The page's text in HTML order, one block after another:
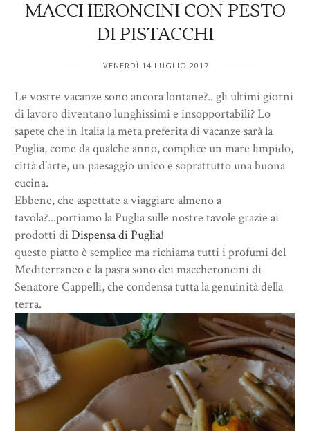
MACCHERONCINI CON PESTO
DI PISTACCHI
VENERDÌ 14 LUGLIO 2017
Le vostre vacanze sono ancora lontane?.. gli ultimi giorni
di lavoro diventano lunghissimi e insopportabili? Lo
sapete che in Italia la meta preferita di vacanze sarà la
Puglia, come da qualche anno, complice un mare limpido,
città d'arte, un paesaggio unico e soprattutto una buona
cucina.
Ebbene, che aspettate a viaggiare almeno a
tavola?...portiamo la Puglia sulle nostre tavole grazie ai
prodotti diDispensa di Puglia!
questo piatto è semplice ma richiama tutti i profumi del
Mediterraneo e la pasta sono dei maccheroncini di
Senatore Cappelli, che condensa tutta la genuinità della
terra.